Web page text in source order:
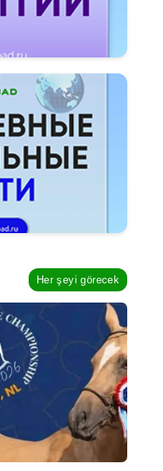
Her şeyi görecek